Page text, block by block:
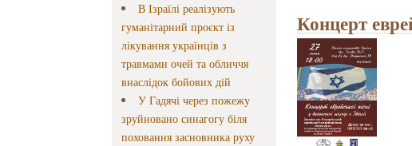
В Ізраїлі реалізують
гуманітарний проєкт із
лікування українців з
травмами очей та обличчя
внаслідок бойових дій
У Гадячі через пожежу
зруйновано синагогу біля
поховання засновника руху
Концерт